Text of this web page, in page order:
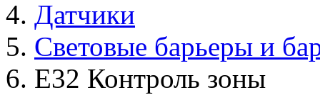
Датчики
Световые барьеры и
E32 Контроль зоны